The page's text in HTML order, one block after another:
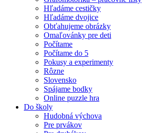
Hľadáme cestičky
Hľadáme dvojice
Obťahujeme obrázky
Omaľovánky pre deti
Počítame
Počítame do 5
Pokusy a experimenty
Rôzne
Slovensko
Spájame bodky
Online puzzle hra
Do školy
Hudobná výchova
Pre prvákov